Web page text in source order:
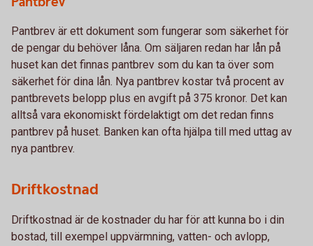
Pantbrev är ett dokument som fungerar som säkerhet för
de pengar du behöver låna. Om säljaren redan har lån på
huset kan det finnas pantbrev som du kan ta över som
säkerhet för dina lån. Nya pantbrev kostar två procent av
pantbrevets belopp plus en avgift på 375 kronor. Det kan
alltså vara ekonomiskt fördelaktigt om det redan finns
pantbrev på huset. Banken kan ofta hjälpa till med uttag av
nya pantbrev.
Driftkostnad
Driftkostnad är de kostnader du har för att kunna bo i din
bostad, till exempel uppvärmning, vatten- och avlopp,